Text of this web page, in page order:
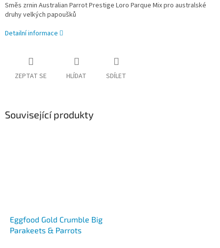
Směs zrnin Australian Parrot Prestige Loro Parque Mix pro australské
druhy velkých papoušků
Detailní informace
ZEPTAT SE HLÍDAT SDÍLET
Související produkty
Eggfood Gold Crumble Big
Parakeets & Parrots